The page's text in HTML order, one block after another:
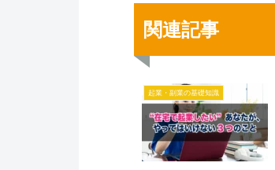
関連記事
起業・副業の基礎知識